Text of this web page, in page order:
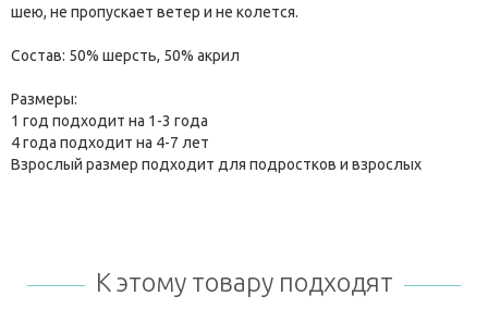
шею, не пропускает ветер и не колется.
Состав: 50% шерсть, 50% акрил
Размеры:
1 год подходит на 1-3 года
4 года подходит на 4-7 лет
Взрослый размер подходит для подростков и взрослых
К этому товару подходят